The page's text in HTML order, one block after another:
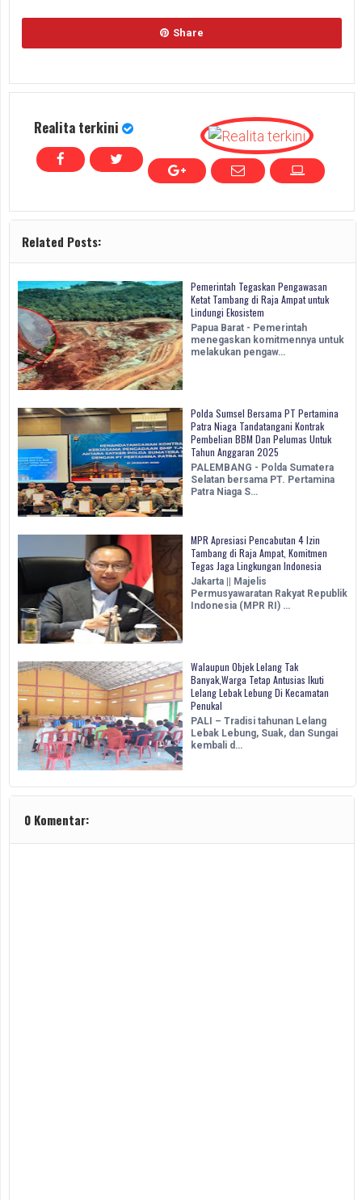
Share
Realita terkini
Related Posts:
Pemerintah Tegaskan Pengawasan
Ketat Tambang di Raja Ampat untuk
Lindungi Ekosistem
Papua Barat - Pemerintah
menegaskan komitmennya untuk
melakukan pengaw…
Polda Sumsel Bersama PT Pertamina
Patra Niaga Tandatangani Kontrak
Pembelian BBM Dan Pelumas Untuk
Tahun Anggaran 2025
PALEMBANG - Polda Sumatera
Selatan bersama PT. Pertamina
Patra Niaga S…
MPR Apresiasi Pencabutan 4 Izin
Tambang di Raja Ampat, Komitmen
Tegas Jaga Lingkungan Indonesia
Jakarta || Majelis
Permusyawaratan Rakyat Republik
Indonesia (MPR RI) …
Walaupun Objek Lelang Tak
Banyak,Warga Tetap Antusias Ikuti
Lelang Lebak Lebung Di Kecamatan
Penukal
PALI – Tradisi tahunan Lelang
Lebak Lebung, Suak, dan Sungai
kembali d…
0 Komentar: